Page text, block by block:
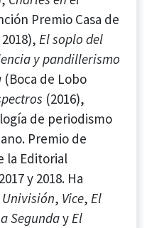
Premio Casa de
El soplo del
y pandillerismo
(Boca de Lobo
(2016),
de periodismo
Premio de
la Editorial
y 2018. Ha
Univisión, Vice, El
Segunday El